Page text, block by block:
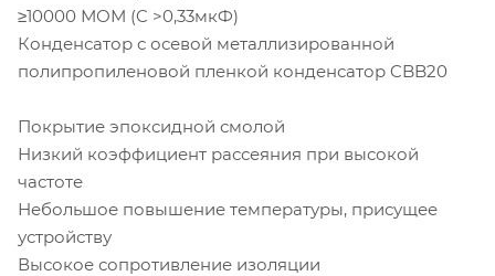
≥10000 МОМ (C >0,33мкФ)
Конденсатор с осевой металлизированной
полипропиленовой пленкой конденсатор CBB20
Покрытие эпоксидной смолой
Низкий коэффициент рассеяния при высокой
частоте
Небольшое повышение температуры, присущее
устройству
Высокое сопротивление изоляции